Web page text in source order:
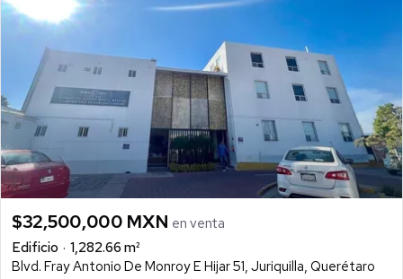
$32,500,000 MXN en venta
Edificio
1,282.66 m²
Blvd. Fray Antonio De Monroy E Hijar 51, Juriquilla, Querétaro